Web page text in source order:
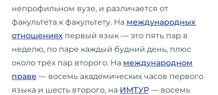
непрофильном вузе, и различается от
факультета к факультету. На международных
отношениях первый язык — это пять пар в
неделю, по паре каждый будний день, плюс
около трёх пар второго. На международном
праве — восемь академических часов первого
языка и шесть второго, на ИМТУР — восемь